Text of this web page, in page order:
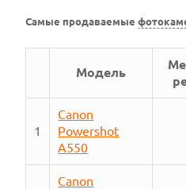
Самые продаваемые
Модель
1
Canon
Powershot
A550
Canon